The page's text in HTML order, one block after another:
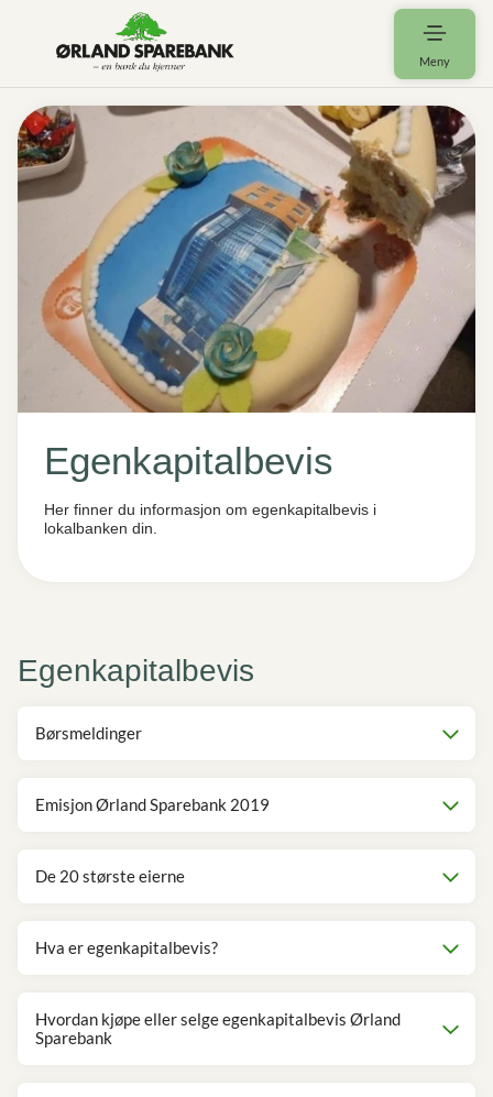
Meny
Egenkapitalbevis
Her finner du informasjon om egenkapitalbevis i
lokalbanken din.
Egenkapitalbevis
Børsmeldinger
Emisjon Ørland Sparebank 2019
De 20 største eierne
Hva er egenkapitalbevis?
Hvordan kjøpe eller selge egenkapitalbevis Ørland
Sparebank